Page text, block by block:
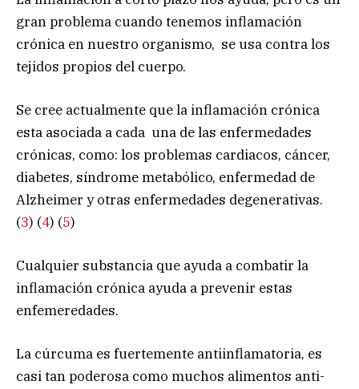
gran problema cuando tenemos inflamación
crónica en nuestro organismo, se usa contra los
tejidos propios del cuerpo.
Se cree actualmente que la inflamación crónica
esta asociada a cada una de las enfermedades
crónicas, como: los problemas cardiacos, cáncer,
diabetes, síndrome metabólico, enfermedad de
Alzheimer y otras enfermedades degenerativas.
(3) (4) (5)
Cualquier substancia que ayuda a combatir la
inflamación crónica ayuda a prevenir estas
enfemeredades.
La cúrcuma es fuertemente antiinflamatoria, es
casi tan poderosa como muchos alimentos anti-